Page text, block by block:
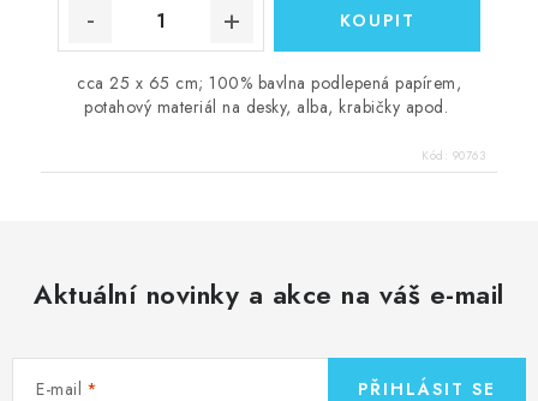
cca 25 x 65 cm; 100% bavlna podlepená papírem,
potahový materiál na desky, alba, krabičky apod.
Kód: 90763
Aktuální novinky a akce na váš e-mail
E-mail PŘIHLÁSIT SE